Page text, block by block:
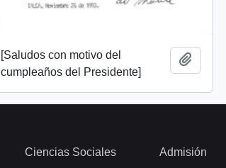
[Saludos con motivo del
cumpleaños del Presidente]
Ciencias Sociales Admisión